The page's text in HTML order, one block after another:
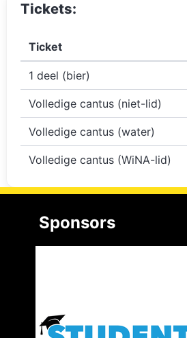
Tickets:
Ticket
1 deel (bier)
Volledige cantus (niet-lid)
Volledige cantus (water)
Volledige cantus (WiNA-lid)
Sponsors